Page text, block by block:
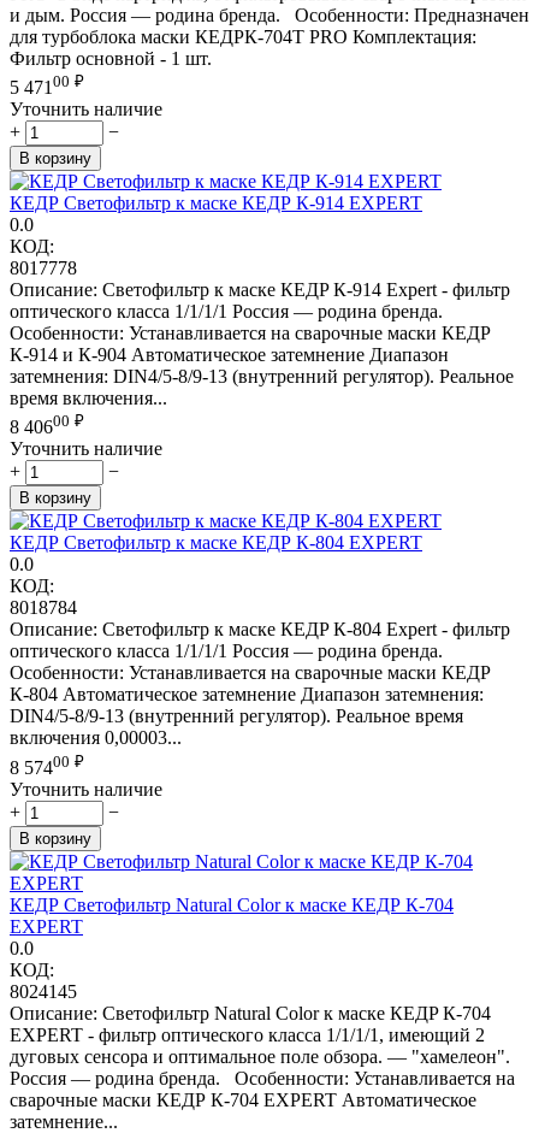
и дым. Россия — родина бренда. Особенности: Предназначен
для турбоблока маски КЕДРК-704Т PRO Комплектация:
Фильтр основной - 1 шт.
5 471 00 ₽
Уточнить наличие
+
−
В корзину
КЕДР Светофильтр к маске КЕДР К-914 EXPERT
0.0
КОД:
8017778
Описание: Светофильтр к маске КЕДP К-914 Expert - фильтр
оптического класса 1/1/1/1 Россия — родина бренда.
Особенности: Устанавливается на сварочные маски КЕДР
К-914 и К-904 Автоматическое затемнение Диапазон
затемнения: DIN4/5-8/9-13 (внутренний регулятор). Реальное
время включения...
8 40600 ₽
Уточнить наличие
+
−
В корзину
КЕДР Светофильтр к маске КЕДР К-804 EXPERT
0.0
КОД:
8018784
Описание: Светофильтр к маске КЕДP К-804 Expert - фильтр
оптического класса 1/1/1/1 Россия — родина бренда.
Особенности: Устанавливается на сварочные маски КЕДР
К-804 Автоматическое затемнение Диапазон затемнения:
DIN4/5-8/9-13 (внутренний регулятор). Реальное время
включения 0,00003...
8 57400 ₽
Уточнить наличие
+
−
В корзину
КЕДР Светофильтр Natural Color к маске КЕДР К-704
EXPERT
0.0
КОД:
8024145
Описание: Светофильтр Natural Color к маске КЕДP К-704
EXPERT - фильтр оптического класса 1/1/1/1, имеющий 2
дуговых сенсора и оптимальное поле обзора. — "хамелеон".
Россия — родина бренда. Особенности: Устанавливается на
сварочные маски КЕДР К-704 EXPERT Автоматическое
затемнение...